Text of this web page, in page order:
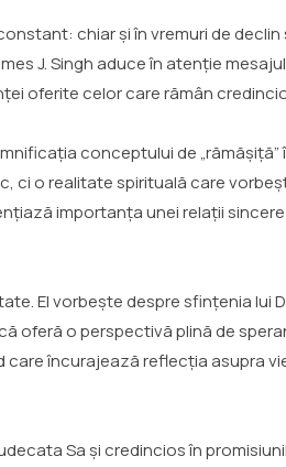
chiar și în vremuri de
J. Singh aduce în atenție
oferite celor care rămân
conceptului de
o realitate spirituală care
importanța unei relații
El vorbește despre sfințenia lui
oferă o perspectivă plină de
încurajează reflecția asupra
Sa și credincios în